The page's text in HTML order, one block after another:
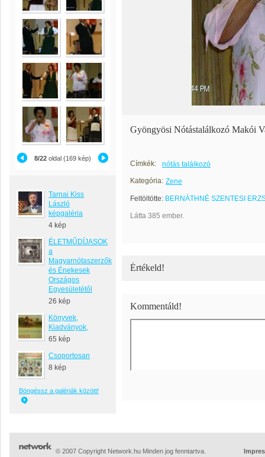
8/22 oldal (169 kép)
Tarnai Kiss
László
képgaléria
4 kép
ÉLETMŰDÍJASOK
a
Magyarnótaszerzők
és Énekesek
Országos
Egyesületétől
26 kép
Könyvek,
Kiadványok,
65 kép
Csoportosan
8 kép
Böngéssz a galériák között!
Gyöngyösi Nótástalálkozó Makói
Címkék:
nótás találkozó
Kategória: Zene
Feltöltötte: BERNÁTHNÉ SZENTESI
Látta 385 ember.
Értékeld!
Kommentáld!
© 2007 Copyright Network.hu Minden jog fenntartva.